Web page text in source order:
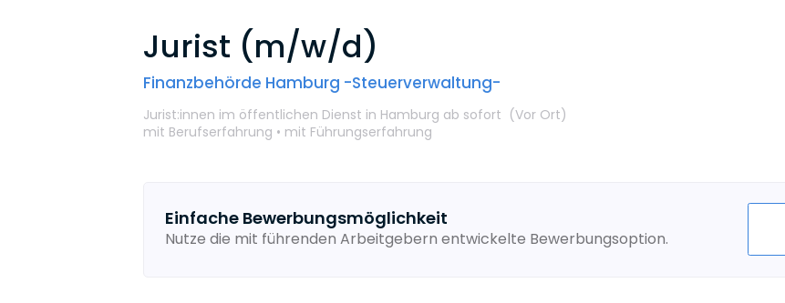
Jurist (m/w/d)
Finanzbehörde Hamburg -Steuerverwaltung-
Jurist:innen im öffentlichen Dienst in Hamburg ab sofort (Vor Ort)
mit Berufserfahrung • mit Führungserfahrung
Einfache Bewerbungsmöglichkeit
Nutze die mit führenden Arbeitgebern entwickelte Bewerbungsoption.